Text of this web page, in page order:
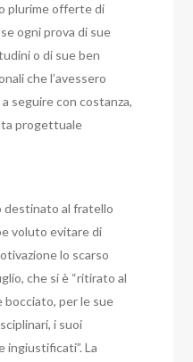
plurime offerte di
ogni prova di sue
o di sue ben
che l’avessero
seguire con costanza,
progettuale
destinato al fratello
voluto evitare di
lo scarso
che si è “ritirato al
bocciato, per le sue
i suoi
ingiustificati”. La